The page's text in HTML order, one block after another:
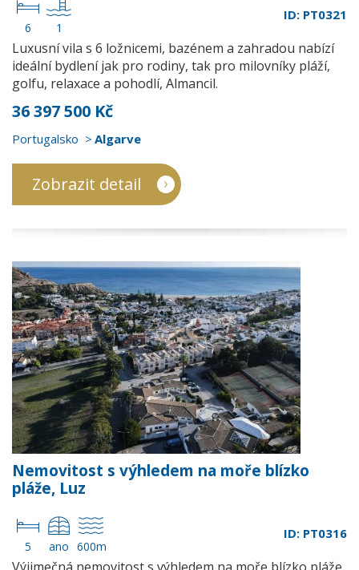
6 1
ID: PT0321
Luxusní vila s 6 ložnicemi, bazénem a zahradou nabízí
ideální bydlení jak pro rodiny, tak pro milovníky pláží,
golfu, relaxace a pohodlí, Almancil.
36 397 500 Kč
Portugalsko Algarve
Zobrazit detail
Nemovitost s výhledem na moře blízko
pláže, Luz
5 ano 600m
ID: PT0316